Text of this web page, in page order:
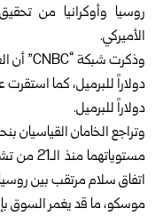
روسيا وأوكرانيا من
الأميركي.
دولاراً للبرميل.
اتفاق سلام مرتقب بين
موسكو، ما قد يغمر السوق